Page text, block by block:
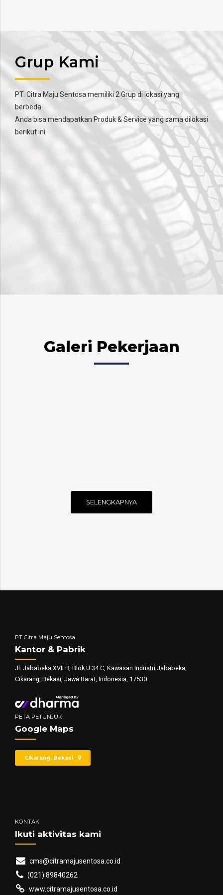
Grup Kami
PT. Citra Maju Sentosa memiliki 2 Grup di lokasi yang
berbeda.
Anda bisa mendapatkan Produk & Service yang sama dilokasi
berikut ini.
Galeri Pekerjaan
SELENGKAPNYA
PT Citra Maju Sentosa
Kantor & Pabrik
Jl. Jababeka XVII B, Blok U 34 C, Kawasan Industri Jababeka,
Cikarang, Bekasi, Jawa Barat, Indonesia, 17530.
PETA PETUNJUK
Google Maps
Cikarang, Bekasi
KONTAK
Ikuti aktivitas kami
cms@citramajusentosa.co.id
(021) 89840262
www.citramajusentosa.co.id